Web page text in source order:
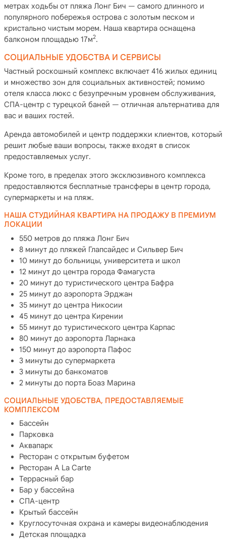
метрах ходьбы от пляжа Лонг Бич — самого длинного и
популярного побережья острова с золотым песком и
кристально чистым морем. Наша квартира оснащена
балконом площадью 17м2.
СОЦИАЛЬНЫЕ УДОБСТВА И СЕРВИСЫ
Частный роскошный комплекс включает 416 жилых единиц
и множество зон для социальных активностей; помимо
отеля класса люкс с безупречным уровнем обслуживания,
СПА-центр с турецкой баней — отличная альтернатива для
вас и ваших гостей.
Аренда автомобилей и центр поддержки клиентов, который
решит любые ваши вопросы, также входят в список
предоставляемых услуг.
Кроме того, в пределах этого эксклюзивного комплекса
предоставляются бесплатные трансферы в центр города,
супермаркеты и на пляж.
НАША СТУДИЙНАЯ КВАРТИРА НА ПРОДАЖУ В ПРЕМИУМ
ЛОКАЦИИ
550 метров до пляжа Лонг Бич
8 минут до пляжей Глапсайдес и Сильвер Бич
10 минут до больницы, университета и школ
12 минут до центра города Фамагуста
20 минут до туристического центра Бафра
25 минут до аэропорта Эрджан
35 минут до центра Никосии
45 минут до центра Кирении
55 минут до туристического центра Карпас
80 минут до аэропорта Ларнака
150 минут до аэропорта Пафос
3 минуты до супермаркета
3 минуты до банкоматов
2 минуты до порта Боаз Марина
СОЦИАЛЬНЫЕ УДОБСТВА, ПРЕДОСТАВЛЯЕМЫЕ
КОМПЛЕКСОМ
Бассейн
Парковка
Аквапарк
Ресторан с открытым буфетом
Ресторан A La Carte
Террасный бар
Бар у бассейна
СПА-центр
Крытый бассейн
Круглосуточная охрана и камеры видеонаблюдения
Детская площадка